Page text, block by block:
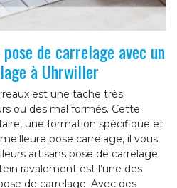
de carrelage avec un
à Uhrwiller
est une tache très
ou des mal formés. Cette
une formation spécifique et
pose carrelage, il vous
artisans pose de carrelage.
ravalement est l’une des
de carrelage. Avec des